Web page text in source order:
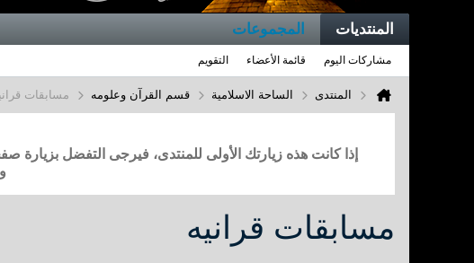
المنتديات المجموعات
مشاركات اليوم قائمة الأعضاء التقويم
المنتدى الساحة الاسلامية قسم القرآن وعلومه مسابقات
إذا كانت هذه زيارتك الأولى للمنتدى، فيرجى التفضل بزيارة
مسابقات قرانيه